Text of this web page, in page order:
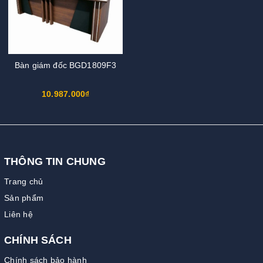
Bàn giám đốc BGD1809F3
10.987.000₫
THÔNG TIN CHUNG
Trang chủ
Sản phẩm
Liên hệ
CHÍNH SÁCH
Chính sách bảo hành